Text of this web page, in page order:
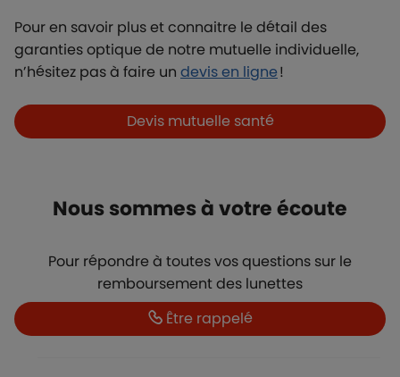
Pour en savoir plus et connaitre le détail des
garanties optique de notre mutuelle individuelle,
n’hésitez pas à faire un devis en ligne!
Boutons et liensDevis mutuelle santé
Nous sommes à votre écoute
Pour répondre à toutes vos questions sur le
remboursement des lunettes
Boutons et liens
Être rappelé